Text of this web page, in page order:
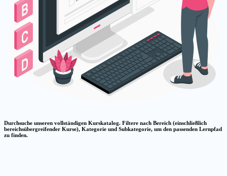
Durchsuche unseren vollständigen Kurskatalog. Filtere nach Bereich (einschließlich
bereichsübergreifender Kurse), Kategorie und Subkategorie, um den passenden Lernpfad
zu finden.